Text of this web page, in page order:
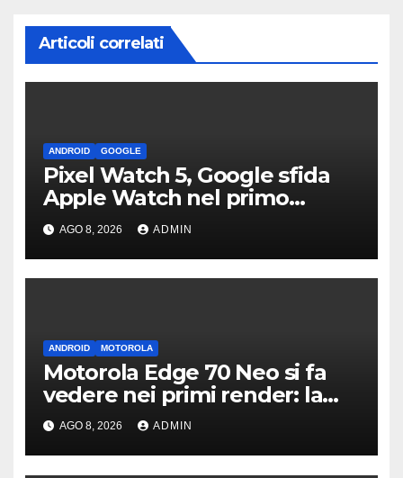
Articoli correlati
ANDROID GOOGLE
Pixel Watch 5, Google sfida
Apple Watch nel primo
teaser: “sembra un orologio”
AGO 8, 2026 ADMIN
ANDROID MOTOROLA
Motorola Edge 70 Neo si fa
vedere nei primi render: la
fotocamera è da 200 MP
AGO 8, 2026 ADMIN